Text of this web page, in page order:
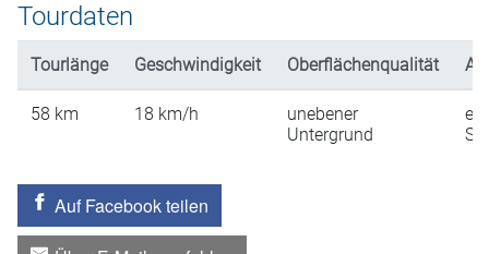
Tourdaten
Tourlänge Geschwindigkeit Oberflächenqualität
58 km 18 km/h
unebener
Untergrund
Auf Facebook teilen